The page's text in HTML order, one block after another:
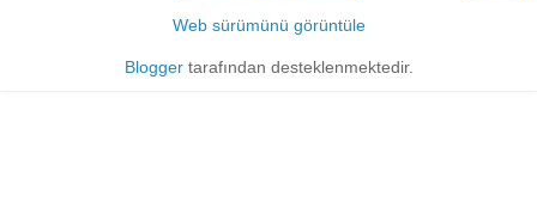
Web sürümünü görüntüle
Bloggertarafından desteklenmektedir.